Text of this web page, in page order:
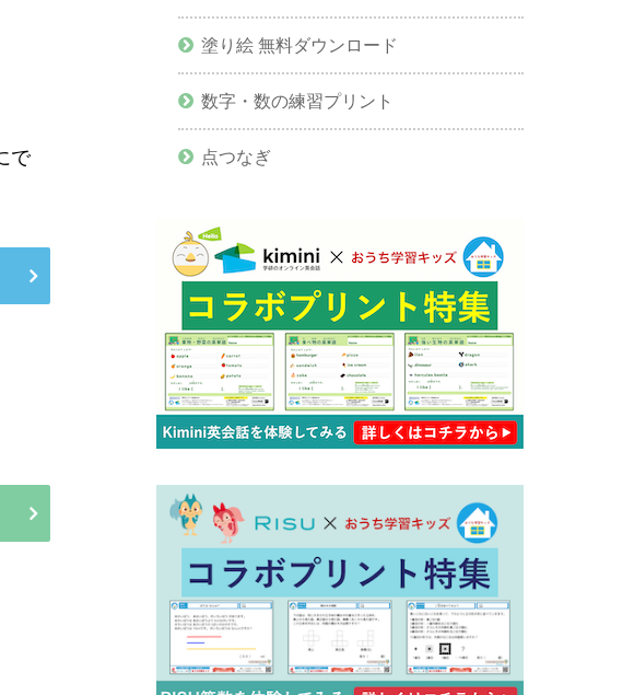
で
塗り絵 無料ダウンロード
数字・数の練習プリント
点つなぎ